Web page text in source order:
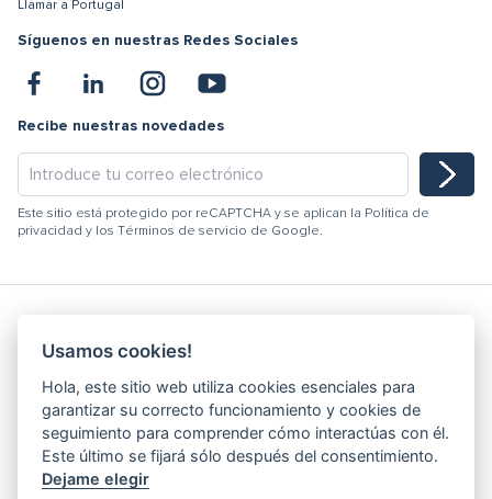
Llamar a Portugal
Síguenos en nuestras Redes Sociales
Recibe nuestras novedades
Este sitio está protegido por reCAPTCHA y se aplican la Política de
privacidad y los Términos de servicio de Google.
Hydracooling 2026 - Todos los derechos reservados
Código de conducta
Politica de Calidad
Canal de denuncia
Usamos cookies!
Hola, este sitio web utiliza cookies esenciales para
garantizar su correcto funcionamiento y cookies de
seguimiento para comprender cómo interactúas con él.
Este último se fijará sólo después del consentimiento.
Dejame elegir